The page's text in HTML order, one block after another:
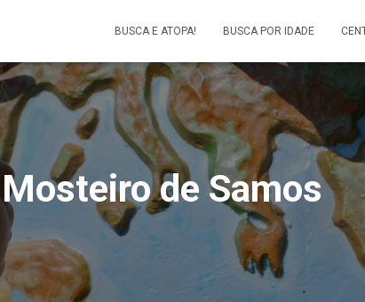
BUSCA E ATOPA! BUSCA POR IDADE
Mosteiro de Samos